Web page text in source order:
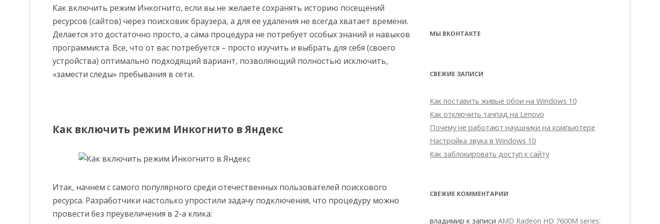
Как включить режим Инкогнито, если вы не желаете сохранять историю посещений
ресурсов (сайтов) через поисковик браузера, а для ее удаления не всегда хватает времени.
Делается это достаточно просто, а сама процедура не потребует особых знаний и навыков
программиста. Все, что от вас потребуется – просто изучить и выбрать для себя (своего
устройства) оптимально подходящий вариант, позволяющий полностью исключить,
«замести следы» пребывания в сети.
Как включить режим Инкогнито в Яндекс
Итак, начнем с самого популярного среди отечественных пользователей поискового
ресурса. Разработчики настолько упростили задачу подключения, что процедуру можно
провести без преувеличения в 2-а клика:
МЫ ВКОНТАКТЕ
СВЕЖИЕ ЗАПИСИ
Как поставить живые обои на Windows 10
Как отключить тачпад на Lenovo
Почему не работают наушники на компьютере
Настройка звука в Windows 10
Как заблокировать доступ к сайту
СВЕЖИЕ КОММЕНТАРИИ
владимир к записи AMD Radeon HD 7600M series: